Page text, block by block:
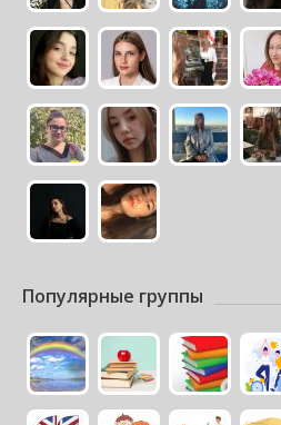
Популярные группы